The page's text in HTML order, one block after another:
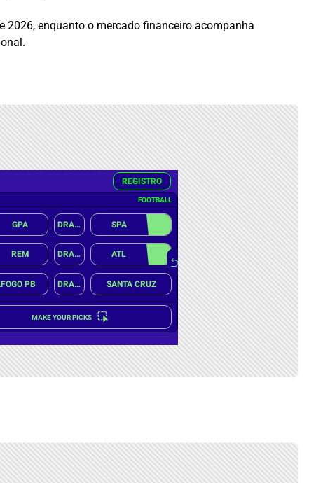
2026, enquanto o mercado financeiro acompanha